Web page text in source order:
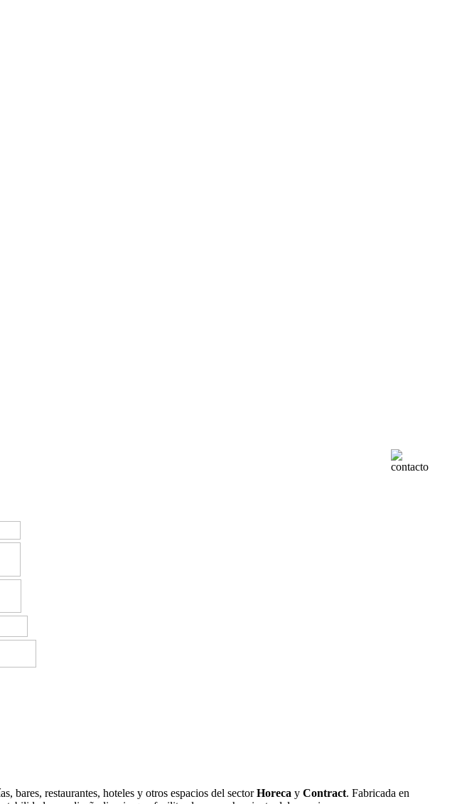
bares, restaurantes, hoteles y otros espacios del sectorHoreca y Contract. Fabricada en